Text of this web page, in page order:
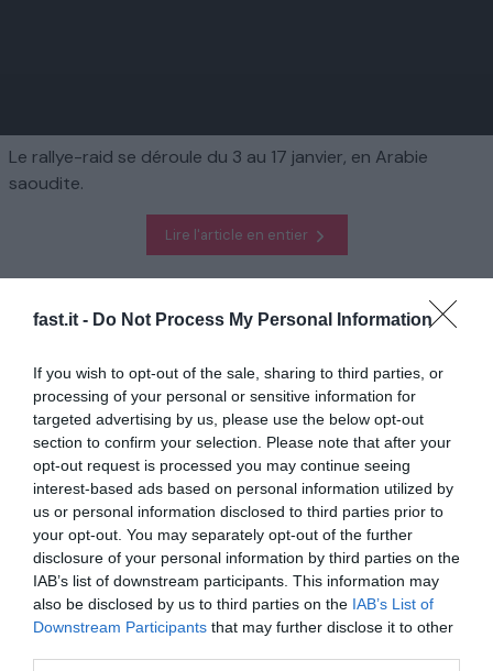
fast.it - Do Not Process My Personal Information
If you wish to opt-out of the sale, sharing to third parties, or
processing of your personal or sensitive information for
targeted advertising by us, please use the below opt-out
section to confirm your selection. Please note that after your
opt-out request is processed you may continue seeing
interest-based ads based on personal information utilized by
us or personal information disclosed to third parties prior to
your opt-out. You may separately opt-out of the further
disclosure of your personal information by third parties on the
IAB’s list of downstream participants. This information may
also be disclosed by us to third parties on the IAB’s List of
Downstream Participants that may further disclose it to other
Le rallye-raid se déroule du 3 au 17 janvier, en Arabie
saoudite.
Lire l'article en entier
Dakar 2025 : Sébastien Loeb toujours en quête d'un sacre, des
sur la 47e édition
En rapport
Premier League : «Ce ne sera pas facile»,
affirme Guardiola ...
1 année il y a 748
Premier League : Wesley Fofana indisponible
jusqu’à la fin d...